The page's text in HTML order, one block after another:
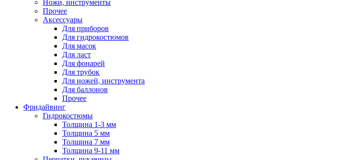
Ножи, инструменты
Прочее
Аксессуары
Для приборов
Для гидрокостюмов
Для масок
Для ласт
Для фонарей
Для трубок
Для ножей, инструмента
Для баллонов
Прочее
Фридайвинг
Гидрокостюмы
Толщина 1-3 мм
Толщина 5 мм
Толщина 7 мм
Толщина 9-11 мм